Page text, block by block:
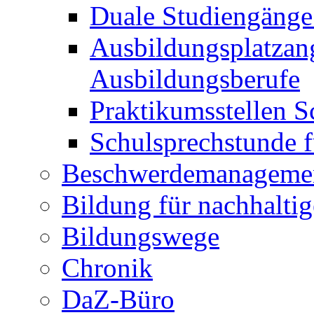
Duale
Ausbildungsberufe
Praktikumsstellen
Schulsprechstunde
Bildung für
Bildungswege
Chronik
DaZ-Büro